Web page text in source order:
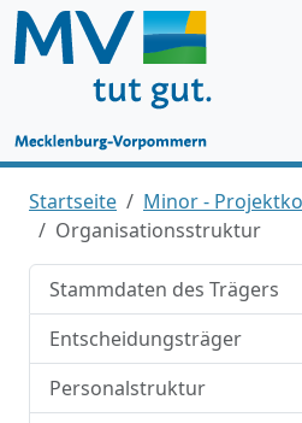
Startseite
Minor -
Organisationsstruktur
Stammdaten des Trägers
Entscheidungsträger
Personalstruktur